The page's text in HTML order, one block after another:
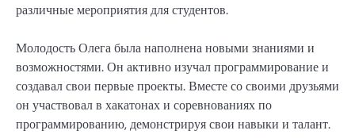
различные мероприятия для студентов.
Молодость Олега была наполнена новыми знаниями и
возможностями. Он активно изучал программирование и
создавал свои первые проекты. Вместе со своими друзьями
он участвовал в хакатонах и соревнованиях по
программированию, демонстрируя свои навыки и талант.